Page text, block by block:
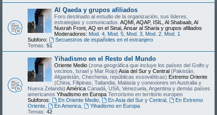
Al Qaeda y grupos afiliados
Foro destinado al estudio de la organización, sus líderes,
estrategias y comunicados. AQMI, AQAP, ISIL, Al Shabaab, Al
Nusrah Front, AQ en el Sinai, Ansar al Sharia y grupos afiliados
Moderadores: Mod. 4 Mod. 5 Mod. 3 Mod. 2 Mod. 1
Subforo:
Secuestros de españoles en el extranjero
Temas: 51
Yihadismo en el Resto del Mundo
Oriente Medio (zona geográfica que incluye los países del Golfo y
vecinos, Israel y Mar Rojo) Asia del Sur y Central (Pakistán,
Afganistán, Chechenia, repúblicas exsoviéticas) Extremo Oriente
(China, Filipinas, Tailandia, Malasia y conexiones en Australia y
Nueva Zelanda) América Canadá, USA, Venezuela, Argentina y demás países
americanos Yihadismo en Europa Terrorismo en territorio europeo
Subforos:
En Oriente Medio, En Asia del Sur y Central,
En Extremo
Oriente
En America,
Yihadismo en Europa
Temas: 42